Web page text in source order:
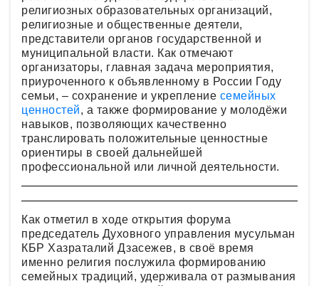
религиозных образовательных организаций,
религиозные и общественные деятели,
представители органов государственной и
муниципальной власти. Как отмечают
организаторы, главная задача мероприятия,
приуроченного к объявленному в России Году
семьи, – сохранение и укрепление семейных
ценностей, а также формирование у молодёжи
навыков, позволяющих качественно
транслировать положительные ценностные
ориентиры в своей дальнейшей
профессиональной или личной деятельности.
Как отметил в ходе открытия форума
председатель Духовного управления мусульман
КБР Хазраталий Дзасежев, в своё время
именно религия послужила формированию
семейных традиций, удерживала от размывания